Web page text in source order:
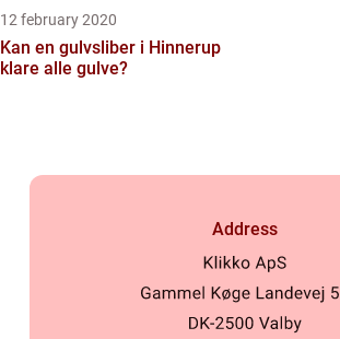
12 february 2020
Kan en gulvsliber i Hinnerup
klare alle gulve?
Address